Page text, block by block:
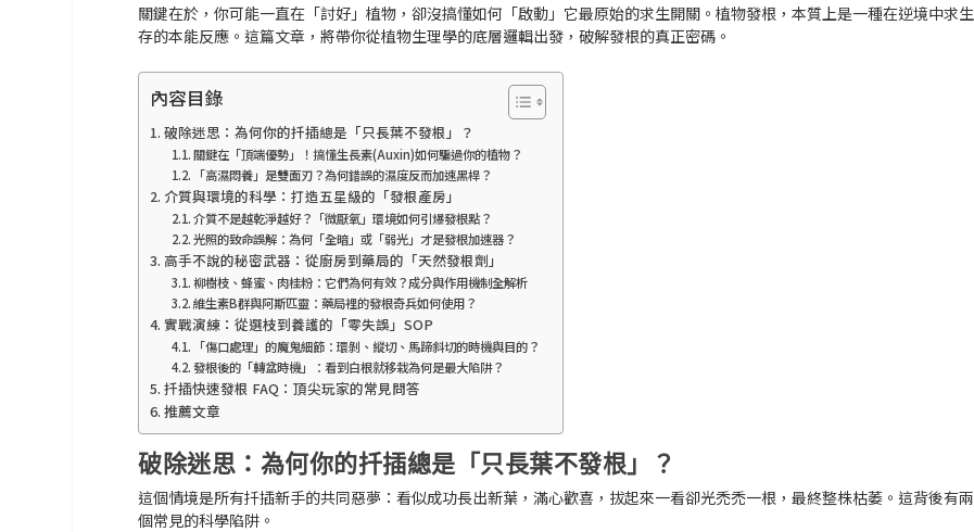
關鍵在於，你可能一直在「討好」植物，卻沒搞懂如何「啟動」它最原始的求生開關。植物發根，本質上是一種在逆境中求生
存的本能反應。這篇文章，將帶你從植物生理學的底層邏輯出發，破解發根的真正密碼。
內容目錄
破除迷思：為何你的扦插總是「只長葉不發根」？
關鍵在「頂端優勢」！搞懂生長素(Auxin)如何騙過你的植物？
「高濕悶養」是雙面刃？為何錯誤的濕度反而加速黑桿？
介質與環境的科學：打造五星級的「發根產房」
介質不是越乾淨越好？「微厭氧」環境如何引爆發根點？
光照的致命誤解：為何「全暗」或「弱光」才是發根加速器？
高手不說的秘密武器：從廚房到藥局的「天然發根劑」
柳樹枝、蜂蜜、肉桂粉：它們為何有效？成分與作用機制全解析
維生素B群與阿斯匹靈：藥局裡的發根奇兵如何使用？
實戰演練：從選枝到養護的「零失誤」SOP
「傷口處理」的魔鬼細節：環剝、縱切、馬蹄斜切的時機與目的？
發根後的「轉盆時機」：看到白根就移栽為何是最大陷阱？
扦插快速發根 FAQ：頂尖玩家的常見問答
推薦文章
破除迷思：為何你的扦插總是「只長葉不發根」？
這個情境是所有扦插新手的共同惡夢 ：看似成功長出新葉，滿心歡喜，拔起來一看卻光禿禿一根，最終整株枯萎。這背後有兩
個常見的科學陷阱。